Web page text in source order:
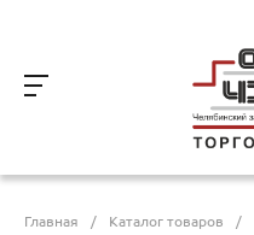
Главная / Каталог товаров /